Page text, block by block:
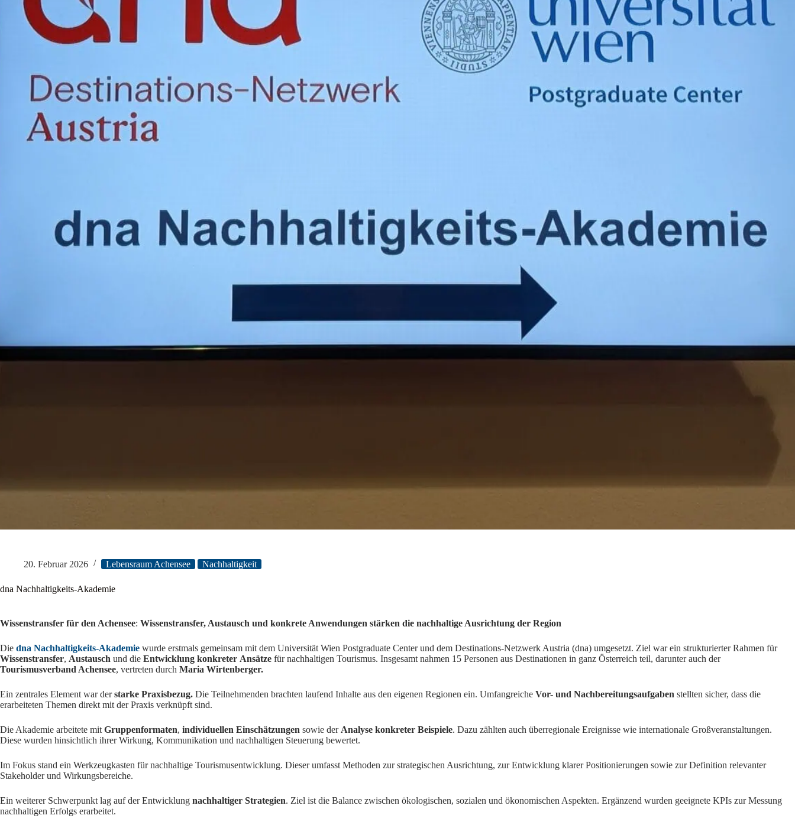
20. Februar 2026 Lebensraum Achensee Nachhaltigkeit
dna Nachhaltigkeits-Akademie
Wissenstransfer für den Achensee: Wissenstransfer, Austausch und konkrete Anwendungen stärken die nachhaltige Ausrichtung der Region
Die dna Nachhaltigkeits-Akademie wurde erstmals gemeinsam mit dem Universität Wien Postgraduate Center und dem Destinations-Netzwerk Austria (dna) umgesetzt. Ziel war ein strukturierter Rahmen für
Wissenstransfer, Austausch und die Entwicklung konkreter Ansätze für nachhaltigen Tourismus. Insgesamt nahmen 15 Personen aus Destinationen in ganz Österreich teil, darunter auch der
Tourismusverband Achensee, vertreten durch Maria Wirtenberger.
Ein zentrales Element war derstarke Praxisbezug. Die Teilnehmenden brachten laufend Inhalte aus den eigenen Regionen ein. Umfangreiche Vor- und Nachbereitungsaufgaben stellten sicher, dass die
erarbeiteten Themen direkt mit der Praxis verknüpft sind.
Die Akademie arbeitete mit Gruppenformaten, individuellen Einschätzungen sowie der Analyse konkreter Beispiele. Dazu zählten auch überregionale Ereignisse wie internationale Großveranstaltungen.
Diese wurden hinsichtlich ihrer Wirkung, Kommunikation und nachhaltigen Steuerung bewertet.
Im Fokus stand ein Werkzeugkasten für nachhaltige Tourismusentwicklung. Dieser umfasst Methoden zur strategischen Ausrichtung, zur Entwicklung klarer Positionierungen sowie zur Definition relevanter
Stakeholder und Wirkungsbereiche.
Ein weiterer Schwerpunkt lag auf der Entwicklung nachhaltiger Strategien. Ziel ist die Balance zwischen ökologischen, sozialen und ökonomischen Aspekten. Ergänzend wurden geeignete KPIs zur Messung
nachhaltigen Erfolgs erarbeitet.